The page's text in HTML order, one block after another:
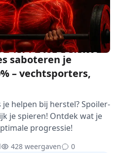
saboteren je
– vechtsporters,
helpen bij herstel? Spoiler-
je spieren! Ontdek wat je
progressie!
428 weergaven
0